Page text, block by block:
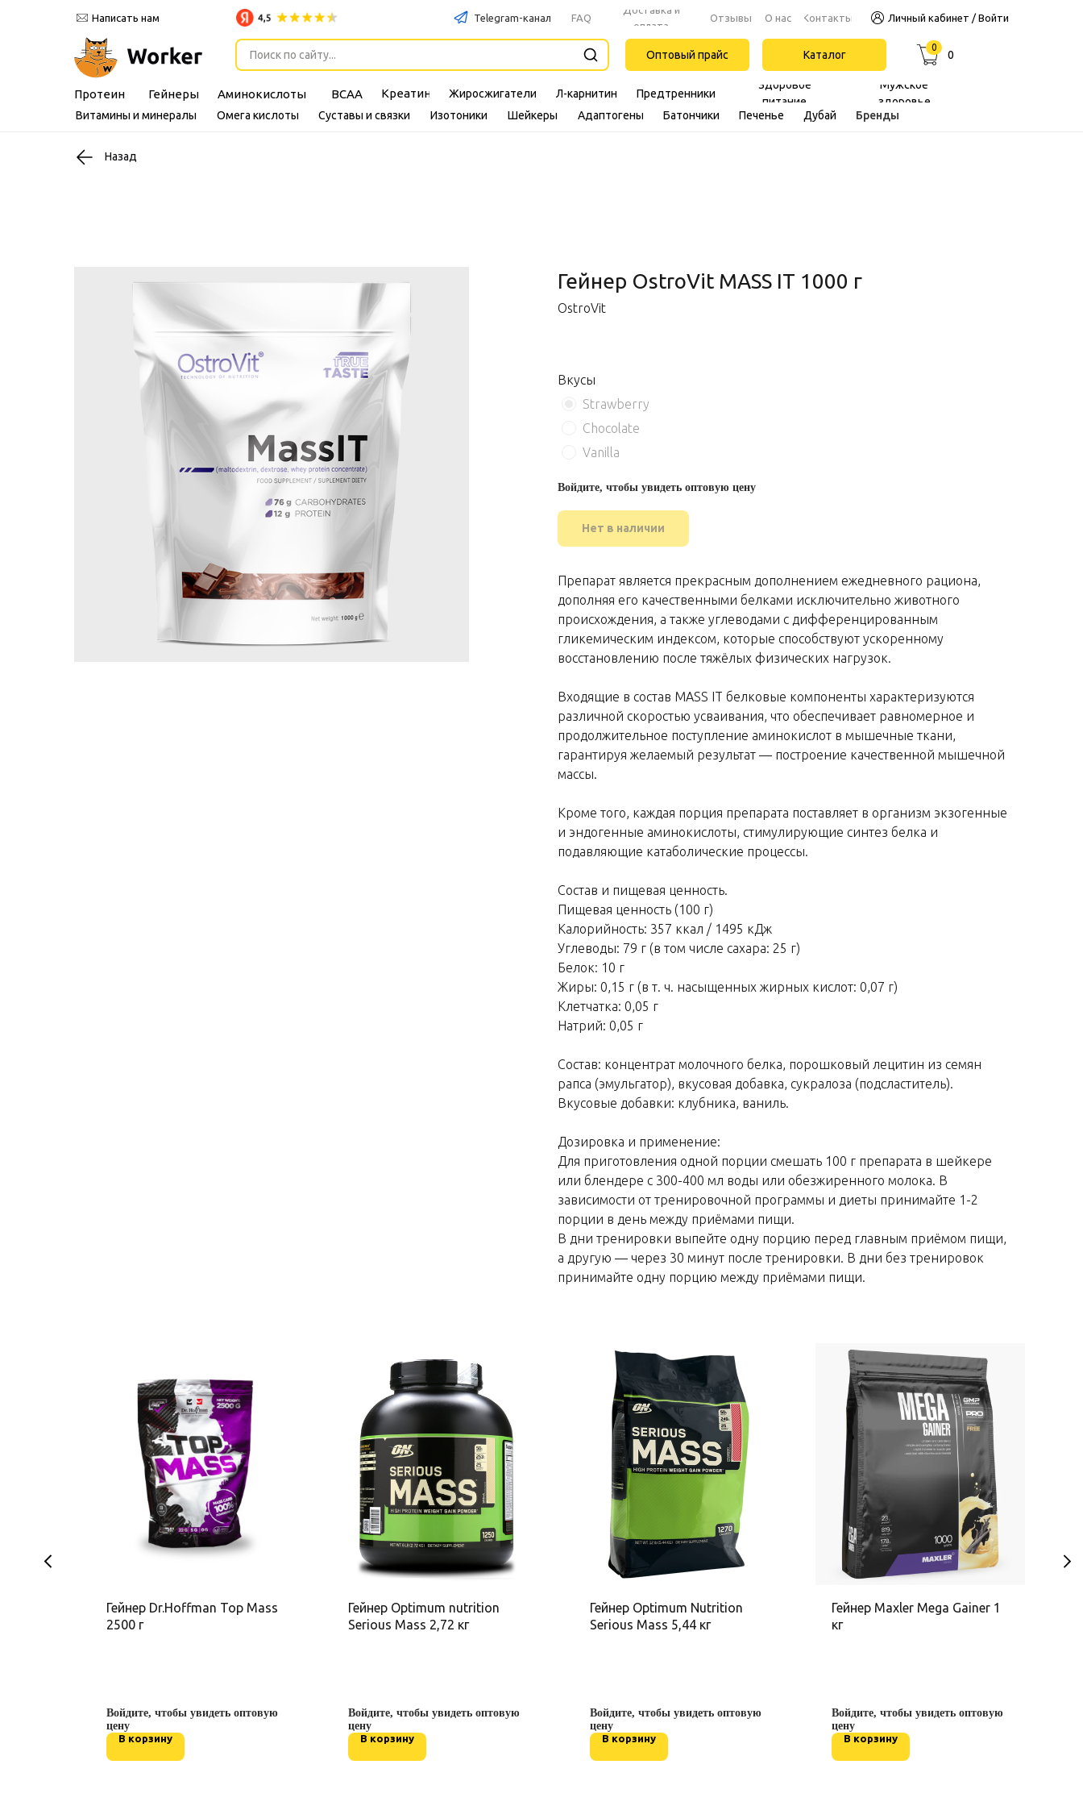
Каталог
Контакты
Доставка и
оплата
О нас
0
0
Протеин Гейнеры Аминокислоты Креатин
Изотоники
Жиросжигатели
Здоровое
питание
Витамины и минералы
Омега кислоты Суставы и связки
Предтренники
Шейкеры
Мужское
здоровье
Адаптогены
Л-карнитин
Бренды
Поиск по сайту...
Написать нам
Батончики Дубай
Печенье
Оптовый прайс
Отзывы
FAQ
BCAA
Личный кабинет / Войти
Telegram-канал
Назад
Гейнер OstroVit MASS IT 1000 г
OstroVit
Вкусы
Strawberry
Chocolate
Vanilla
Войдите, чтобы увидеть оптовую цену
Нет в наличии
Препарат является прекрасным дополнением ежедневного рациона,
дополняя его качественными белками исключительно животного
происхождения, а также углеводами с дифференцированным
гликемическим индексом, которые способствуют ускоренному
восстановлению после тяжёлых физических нагрузок.
Входящие в состав MASS IT белковые компоненты характеризуются
различной скоростью усваивания, что обеспечивает равномерное и
продолжительное поступление аминокислот в мышечные ткани,
гарантируя желаемый результат — построение качественной мышечной
массы.
Кроме того, каждая порция препарата поставляет в организм экзогенные
и эндогенные аминокислоты, стимулирующие синтез белка и
подавляющие катаболические процессы.
Состав и пищевая ценность.
Пищевая ценность (100 г)
Калорийность: 357 ккал / 1495 кДж
Углеводы: 79 г (в том числе сахара: 25 г)
Белок: 10 г
Жиры: 0,15 г (в т. ч. насыщенных жирных кислот: 0,07 г)
Клетчатка: 0,05 г
Натрий: 0,05 г
Состав: концентрат молочного белка, порошковый лецитин из семян
рапса (эмульгатор), вкусовая добавка, сукралоза (подсластитель).
Вкусовые добавки: клубника, ваниль.
Дозировка и применение:
Для приготовления одной порции смешать 100 г препарата в шейкере
или блендере с 300-400 мл воды или обезжиренного молока. В
зависимости от тренировочной программы и диеты принимайте 1-2
порции в день между приёмами пищи.
В дни тренировки выпейте одну порцию перед главным приёмом пищи,
а другую — через 30 минут после тренировки. В дни без тренировок
принимайте одну порцию между приёмами пищи.
Гейнер Dr.Hoffman Top Mass
2500 г
Войдите, чтобы увидеть оптовую
цену
В корзину
Гейнер Optimum nutrition
Serious Mass 2,72 кг
Войдите, чтобы увидеть оптовую
цену
В корзину
Гейнер Optimum Nutrition
Serious Mass 5,44 кг
Войдите, чтобы увидеть оптовую
цену
В корзину
Гейнер Maxler Mega Gainer 1
кг
Войдите, чтобы увидеть оптовую
цену
В корзину